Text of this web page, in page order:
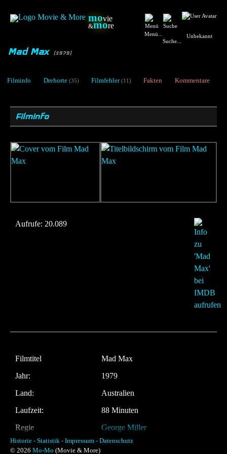
movie
&more
Menü...
Suche...
Unbekannt
Mad Max [1979]
Filminfo Drehorte (35) Filmfehler (11) Fakten Kommentare
Filminfo
Aufrufe: 20.089
Filmtitel
Mad Max
Jahr:
1979
Land:
Australien
Laufzeit:
88 Minuten
Regie
George Miller
Musik:
Brian May
Historie - Statistik - Impressum - Datenschutz
© 2026 Mo-Mo (Movie & More)